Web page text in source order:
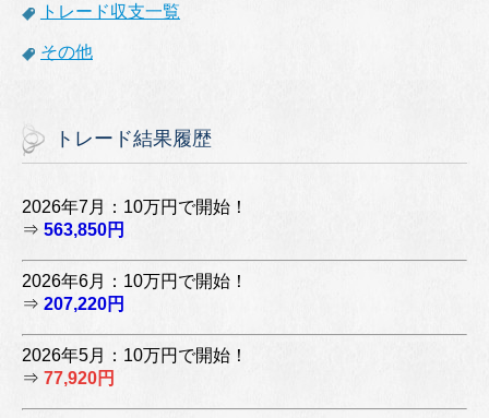
トレード収支一覧
その他
トレード結果履歴
2026年7月：10万円で開始！
⇒ 563,850円
2026年6月：10万円で開始！
⇒ 207,220円
2026年5月：10万円で開始！
⇒ 77,920円